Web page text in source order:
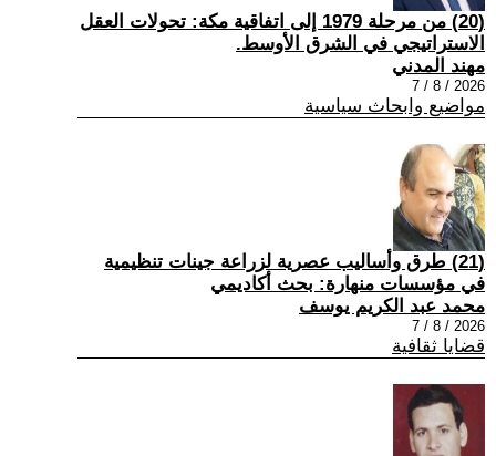
(20) من مرحلة 1979 إلى اتفاقية مكة: تحولات العقل
الاستراتيجي في الشرق الأوسط.
مهند المدني
2026 / 8 / 7
مواضيع وابحاث سياسية
(21) طرق وأساليب عصرية لزراعة جينات تنظيمية
في مؤسسات منهارة: بحث أكاديمي
محمد عبد الكريم يوسف
2026 / 8 / 7
قضايا ثقافية